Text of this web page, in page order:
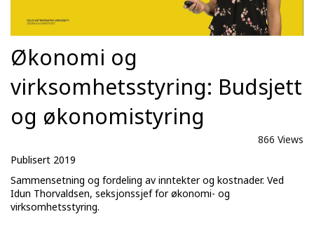
Økonomi og
virksomhetsstyring: Budsjett
og økonomistyring
866 Views
Publisert 2019
Sammensetning og fordeling av inntekter og kostnader. Ved
Idun Thorvaldsen, seksjonssjef for økonomi- og
virksomhetsstyring.